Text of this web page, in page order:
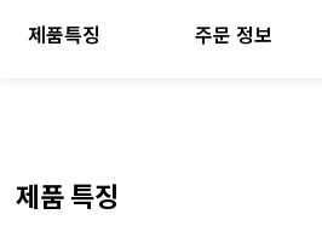
제품특징 주문 정보
제품 특징